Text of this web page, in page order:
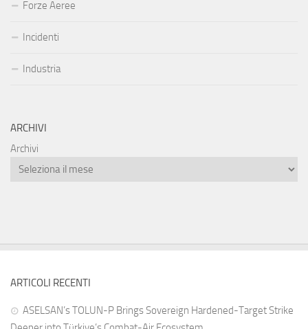
Forze Aeree
Incidenti
Industria
ARCHIVI
Archivi
ARTICOLI RECENTI
ASELSAN’s TOLUN-P Brings Sovereign Hardened-Target Strike